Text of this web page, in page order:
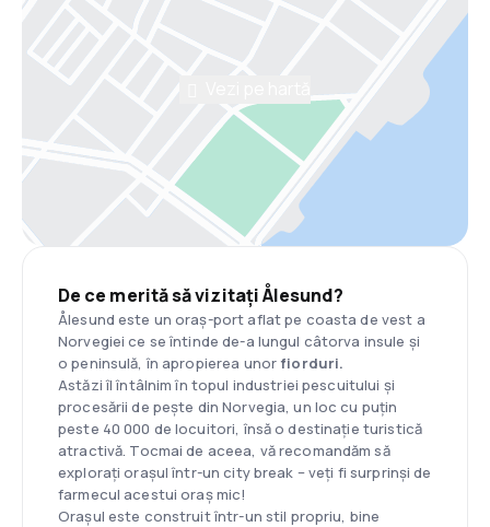
De ce merită să vizitați Ålesund?
Ålesund este un oraș-port aflat pe coasta de vest a
Norvegiei ce se întinde de-a lungul câtorva insule și
o peninsulă, în apropierea unorfiorduri.
Astăzi îl întâlnim în topul industriei pescuitului și
procesării de pește din Norvegia, un loc cu puțin
peste 40 000 de locuitori, însă o destinație turistică
atractivă. Tocmai de aceea, vă recomandăm să
explorați orașul într-un city break – veți fi surprinși de
farmecul acestui oraș mic!
Orașul este construit într-un stil propriu, bine